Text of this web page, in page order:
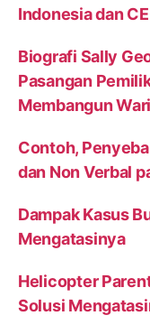
Indonesia dan
Biografi Sally
Pasangan
Membangun
Contoh,
dan Non Verbal
Dampak Kasus
Mengatasinya
Helicopter
Solusi